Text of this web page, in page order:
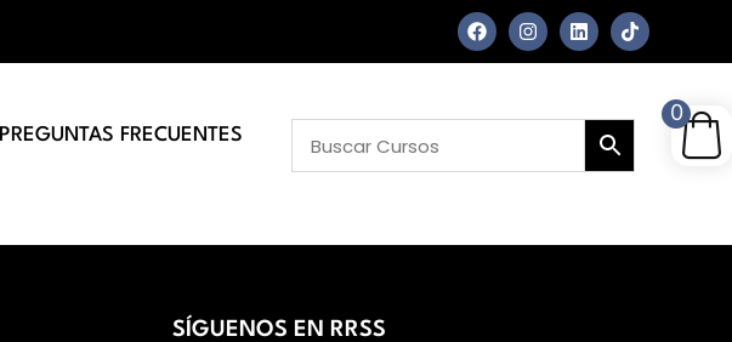
PREGUNTAS FRECUENTES
SÍGUENOS EN RRSS
0